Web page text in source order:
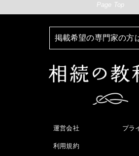
Page Top
掲載希望の専門家の方
運営会社 プラ
利用規約